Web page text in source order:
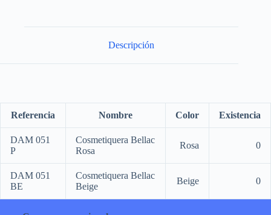
Descripción
Referencia Nombre Color Existencia
DAM 051
P
Cosmetiquera Bellac
Rosa
Rosa 0
DAM 051
BE
Cosmetiquera Bellac
Beige
Beige 0